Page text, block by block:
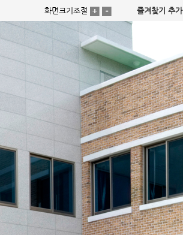
화면크기조절 즐겨찾기 추가